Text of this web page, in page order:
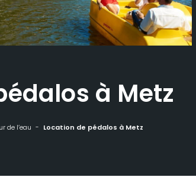
à Metz
de l’eau Location de pédalos à Metz